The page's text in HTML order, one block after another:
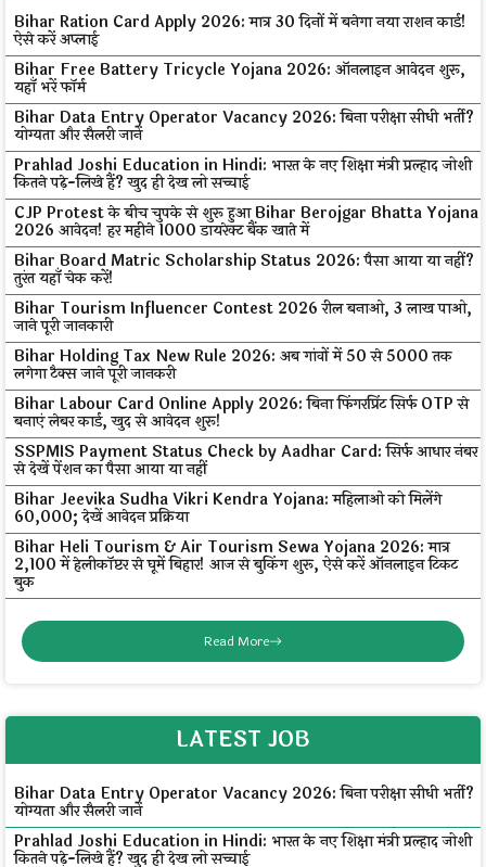
Bihar Ration Card Apply 2026: मात्र 30 दिनों में बनेगा नया राशन कार्ड!
ऐसे करें अप्लाई
Bihar Free Battery Tricycle Yojana 2026: ऑनलाइन आवेदन शुरू,
यहाँ भरें फॉर्म
Bihar Data Entry Operator Vacancy 2026: बिना परीक्षा सीधी भर्ती?
योग्यता और सैलरी जानें
Prahlad Joshi Education in Hindi: भारत के नए शिक्षा मंत्री प्रल्हाद जोशी
कितने पढ़े-लिखे हैं? खुद ही देख लो सच्चाई
CJP Protest के बीच चुपके से शुरू हुआ Bihar Berojgar Bhatta Yojana
2026 आवेदन! हर महीने ₹1000 डायरेक्ट बैंक खाते में
Bihar Board Matric Scholarship Status 2026: पैसा आया या नहीं?
तुरंत यहाँ चेक करें!
Bihar Tourism Influencer Contest 2026 रील बनाओ, ₹3 लाख पाओ,
जाने पूरी जानकारी
Bihar Holding Tax New Rule 2026: अब गांवों में ₹50 से ₹5000 तक
लगेगा टैक्स जाने पूरी जानकरी
Bihar Labour Card Online Apply 2026: बिना फिंगरप्रिंट सिर्फ OTP से
बनाएं लेबर कार्ड, खुद से आवेदन शुरू!
SSPMIS Payment Status Check by Aadhar Card: सिर्फ आधार नंबर
से देखें पेंशन का पैसा आया या नहीं
Bihar Jeevika Sudha Vikri Kendra Yojana: महिलाओं को मिलेंगे
₹60,000; देखें आवेदन प्रक्रिया
Bihar Heli Tourism & Air Tourism Sewa Yojana 2026: मात्र
₹2,100 में हेलीकॉप्टर से घूमें बिहार! आज से बुकिंग शुरू, ऐसे करें ऑनलाइन टिकट
बुक
Read More
LATEST JOB
Bihar Data Entry Operator Vacancy 2026: बिना परीक्षा सीधी भर्ती?
योग्यता और सैलरी जानें
Prahlad Joshi Education in Hindi: भारत के नए शिक्षा मंत्री प्रल्हाद जोशी
कितने पढ़े-लिखे हैं? खुद ही देख लो सच्चाई